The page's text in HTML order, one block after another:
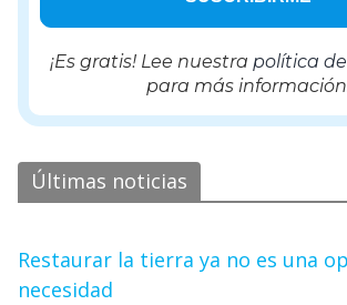
¡Es gratis! Lee nuestra política
para más
Últimas noticias
Restaurar la tierra ya no es una
necesidad